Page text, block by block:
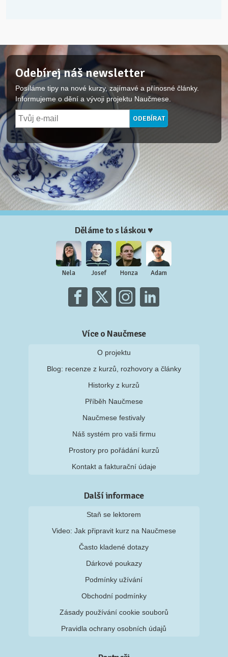
Odebírej náš newsletter
Posíláme tipy na nové kurzy, zajímavé a přínosné články.
Informujeme o dění a vývoji projektu Naučmese.
Děláme to s láskou ♥
Nela Josef Honza Adam
Více o Naučmese
O projektu
Blog: recenze z kurzů, rozhovory a články
Historky z kurzů
Příběh Naučmese
Naučmese festivaly
Náš systém pro vaši firmu
Prostory pro pořádání kurzů
Kontakt a fakturační údaje
Další informace
Staň se lektorem
Video: Jak připravit kurz na Naučmese
Často kladené dotazy
Dárkové poukazy
Podmínky užívání
Obchodní podmínky
Zásady používání cookie souborů
Pravidla ochrany osobních údajů